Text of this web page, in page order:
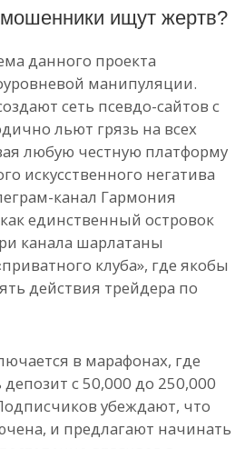
ищут жертв?
данного проекта
манипуляции.
сеть псевдо-сайтов с
льют грязь на всех
любую честную платформу
искусственного негатива
канал Гармония
единственный островок
канала шарлатаны
клуба», где якобы
действия трейдера по
в марафонах, где
с 50,000 до 250,000
убеждают, что
и предлагают начинать